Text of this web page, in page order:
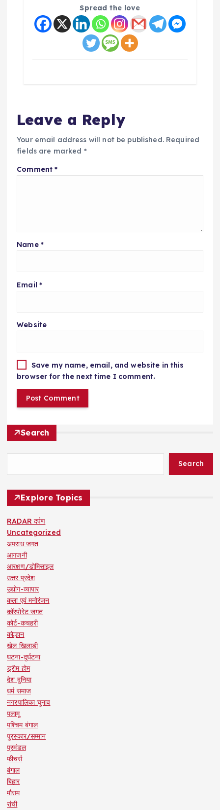
Spread the love
Leave a Reply
Your email address will not be published. Required
fields are marked *
Comment*
Name *
Email *
Website
Save my name, email, and website in this
browser for the next time I comment.
Search
Search
Explore Topics
RADAR दर्पण
Uncategorized
अपराध जगत
आगजनी
आरक्षण/डोमिसाइल
उत्तर प्रदेश
उद्योग-व्यापार
कला एवं मनोरंजन
कॉरपोरेट जगत
कोर्ट-कचहरी
कोल्हान
खेल खिलाड़ी
घटना-दुर्घटना
ड्रीम होम
देश दुनिया
धर्म समाज
नगरपालिका चुनाव
पलामू
पश्चिम बंगाल
पुरस्कार/सम्मान
प्रमंडल
फीचर्स
बंगाल
बिहार
मौसम
रांची